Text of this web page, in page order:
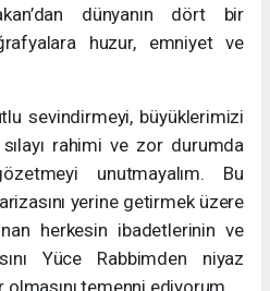
dünyanın dört bir
huzur, emniyet ve
sevindirmeyi, büyüklerimizi
rahimi ve zor durumda
unutmayalım. Bu
yerine getirmek üzere
herkesin ibadetlerinin ve
Yüce Rabbimden niyaz